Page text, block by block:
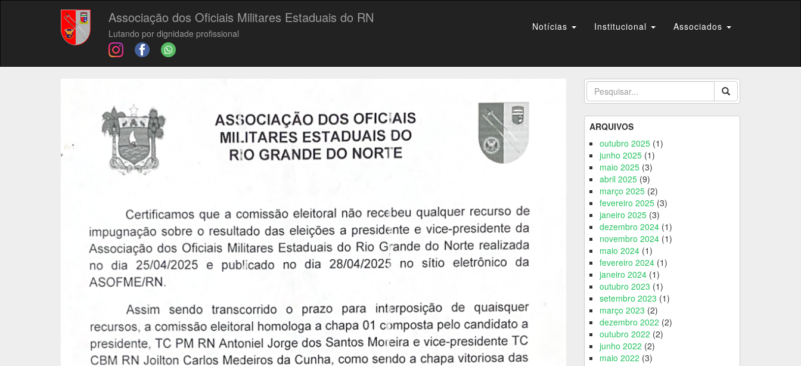
Associação dos Oficiais Militares Estaduais do RN
Lutando por dignidade profissional
Notícias Institucional Associados
ARQUIVOS
outubro 2025(1)
junho 2025(1)
maio 2025(3)
abril 2025(9)
março 2025(2)
fevereiro 2025(3)
janeiro 2025(3)
dezembro 2024(1)
novembro 2024(1)
maio 2024(1)
fevereiro 2024(1)
janeiro 2024(1)
outubro 2023 (1)
setembro 2023 (1)
março 2023 (2)
dezembro 2022 (2)
outubro 2022 (2)
junho 2022 (2)
maio 2022 (3)